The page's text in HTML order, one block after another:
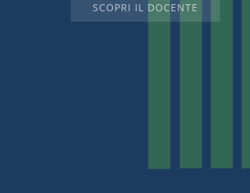
SCOPRI IL DOCENTE